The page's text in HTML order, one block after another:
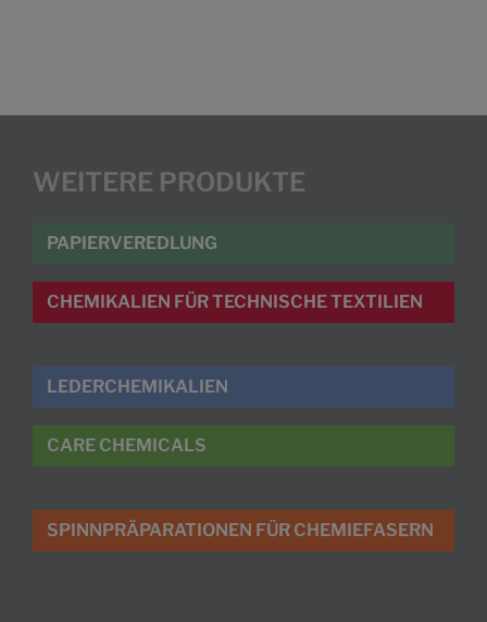
WEITERE PRODUKTE
PAPIERVEREDLUNG
CHEMIKALIEN FÜR TECHNISCHE TEXTILIEN
LEDERCHEMIKALIEN
CARE CHEMICALS
SPINNPRÄPARATIONEN FÜR CHEMIEFASERN